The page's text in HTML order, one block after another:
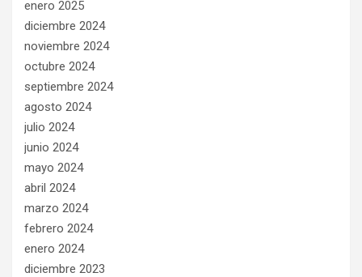
enero 2025
diciembre 2024
noviembre 2024
octubre 2024
septiembre 2024
agosto 2024
julio 2024
junio 2024
mayo 2024
abril 2024
marzo 2024
febrero 2024
enero 2024
diciembre 2023